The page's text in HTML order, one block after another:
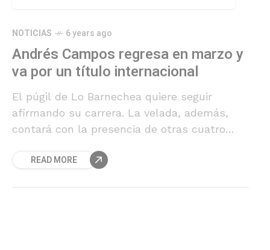
NOTICIAS 6 years ago
Andrés Campos regresa en marzo y
va por un título internacional
El púgil de Lo Barnechea quiere seguir
afirmando su carrera. La velada, además,
contará con la presencia de otras cuatro
READ MORE